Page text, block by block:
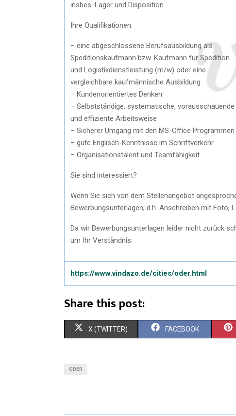
insbes. Lager und Disposition
Ihre Qualifikationen:
– eine abgeschlossene Berufsausbildung als
Speditionskaufmann bzw. Kaufmann für Spedition
und Logistikdienstleistung (m/w) oder eine
vergleichbare kaufmännische Ausbildung
– Kundenorientiertes Denken
– Selbstständige, systematische, vorausschauende
und effiziente Arbeitsweise
– Sicherer Umgang mit den MS-Office Programmen
– gute Englisch-Kenntnisse im Schriftverkehr
– Organisationstalent und Teamfähigkeit
Sie sind interessiert?
Wenn Sie sich von dem Stellenangebot
Bewerbungsunterlagen, d.h. Anschreiben mit Foto,
Da wir Bewerbungsunterlagen leider nicht zurück
um Ihr Verständnis.
https://www.vindazo.de/cities/oder.html
Share this post:
X (TWITTER) FACEBOOK
ODER